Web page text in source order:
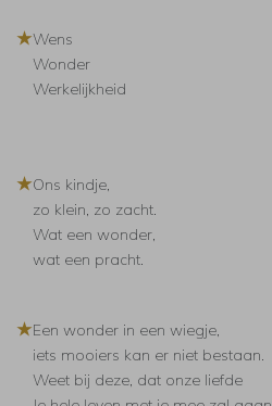
★Wens
Wonder
Werkelijkheid
★Ons kindje,
zo klein, zo zacht.
Wat een wonder,
wat een pracht.
★Een wonder in een wiegje,
iets mooiers kan er niet bestaan.
Weet bij deze, dat onze liefde